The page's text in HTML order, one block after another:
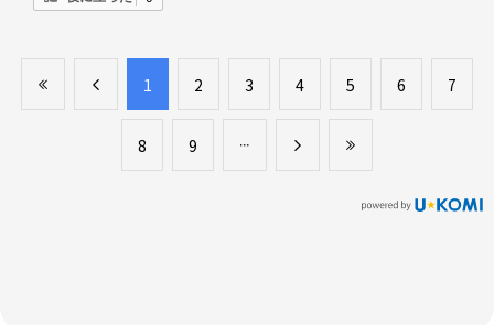
​1 ​2 ​3 ​4 ​5 ​6 ​7
​8 ​9